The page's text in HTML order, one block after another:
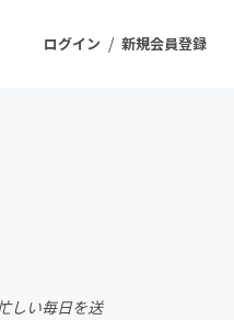
ログイン / 新規会員登録
しい毎日を送